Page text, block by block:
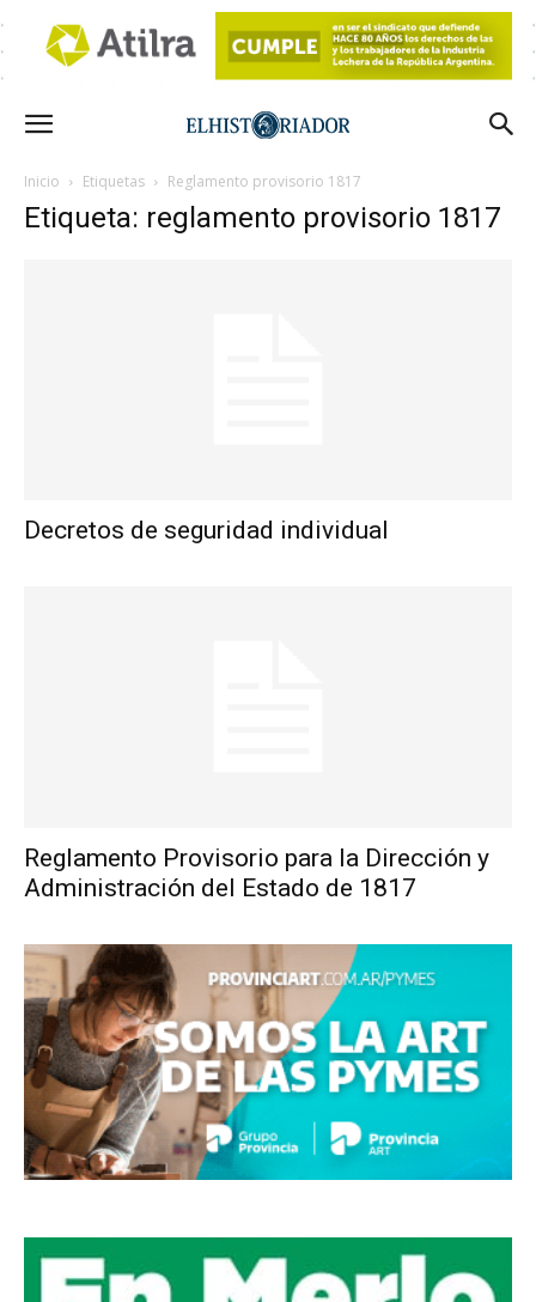
Inicio Etiquetas Reglamento provisorio 1817
Etiqueta: reglamento provisorio 1817
Decretos de seguridad individual
Reglamento Provisorio para la Dirección y
Administración del Estado de 1817